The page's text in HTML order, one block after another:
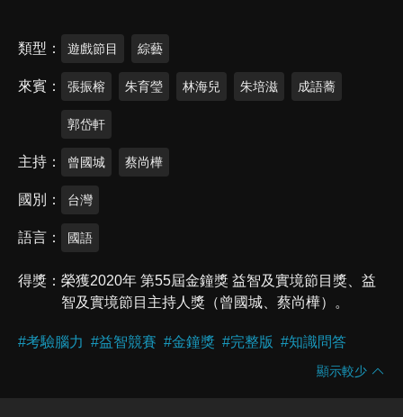
類型 遊戲節目 綜藝
來賓 張振榕 朱育瑩 林海兒 朱培滋 成語蕎
郭岱軒
主持 曾國城 蔡尚樺
國別 台灣
語言 國語
得獎
榮獲2020年 第55屆金鐘獎 益智及實境節目獎、益
智及實境節目主持人獎（曾國城、蔡尚樺）。
#考驗腦力 #益智競賽 #金鐘獎 #完整版 #知識問答
顯示較少